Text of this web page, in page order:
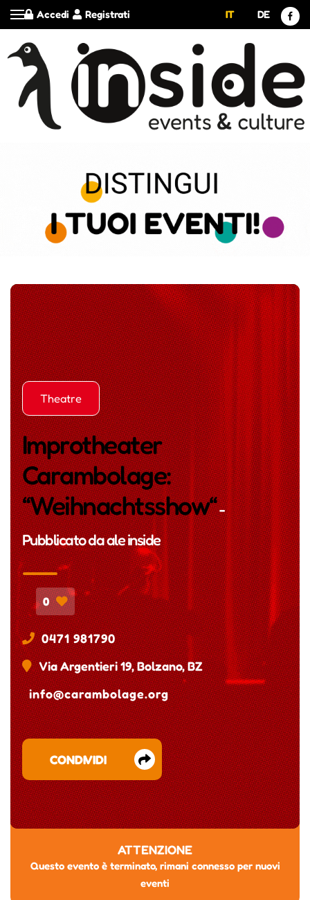
Registrati
Accedi IT DE
Theatre
Improtheater
Carambolage:
“Weihnachtsshow“-
Pubblicato daale inside
0
0471 981790
Via Argentieri 19, Bolzano, BZ
info@carambolage.org
CONDIVIDI
ATTENZIONE
Questo evento è terminato, rimani connesso per nuovi
eventi